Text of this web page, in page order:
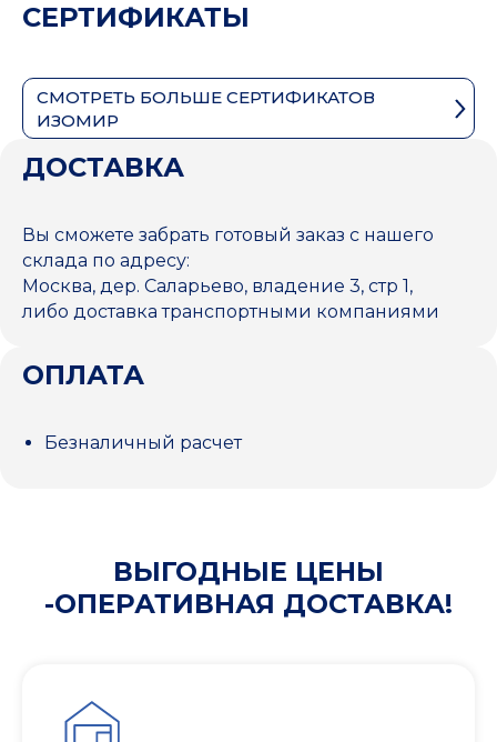
СЕРТИФИКАТЫ
СМОТРЕТЬ БОЛЬШЕ СЕРТИФИКАТОВ
ИЗОМИР
ДОСТАВКА
Вы сможете забрать готовый заказ с нашего
склада по адресу:
Москва, дер. Саларьево, владение 3, стр 1,
либо доставка транспортными компаниями
ОПЛАТА
Безналичный расчет
ВЫГОДНЫЕ ЦЕНЫ
-ОПЕРАТИВНАЯ ДОСТАВКА!